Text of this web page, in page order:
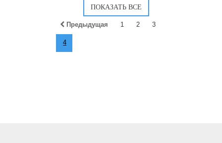
Предыдущая 1 2 3
4